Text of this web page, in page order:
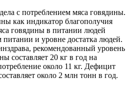
с потреблением мяса говядины.
как индикатор благополучия
говядины в питании людей
питании и уровне достатка людей.
рекомендованный уровень
составляет 20 кг в год на
около 11 кг. Дефицит
около 2 млн тонн в год.